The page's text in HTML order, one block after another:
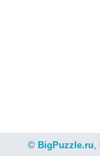
© BigPuzzle.ru,